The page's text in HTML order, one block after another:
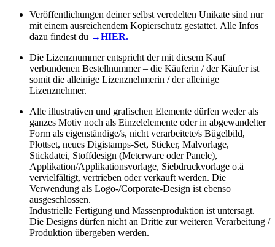
Veröffentlichungen deiner selbst veredelten Unikate sind nur
mit einem ausreichendem Kopierschutz gestattet. Alle Infos
dazu findest du →HIER.
Die Lizenznummer entspricht der mit diesem Kauf
verbundenen Bestellnummer – die Käuferin / der Käufer ist
somit die alleinige Lizenznehmerin / der alleinige
Lizenznehmer.
Alle illustrativen und grafischen Elemente dürfen weder als
ganzes Motiv noch als Einzelelemente oder in abgewandelter
Form als eigenständige/s, nicht verarbeitete/s Bügelbild,
Plottset, neues Digistamps-Set, Sticker, Malvorlage,
Stickdatei, Stoffdesign (Meterware oder Panele),
Applikation/Applikationsvorlage, Siebdruckvorlage o.ä
vervielfältigt, vertrieben oder verkauft werden. Die
Verwendung als Logo-/Corporate-Design ist ebenso
ausgeschlossen.
Industrielle Fertigung und Massenproduktion ist untersagt.
Die Designs dürfen nicht an Dritte zur weiteren Verarbeitung /
Produktion übergeben werden.